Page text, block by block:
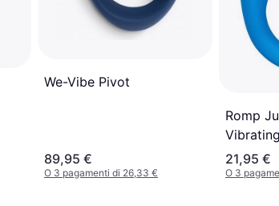
We-Vibe Pivot
89,95 €
O 3 pagamenti di 26,33 €
Romp
21,95 €
O 3